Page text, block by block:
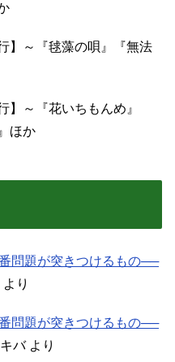
】～『毬藻の唄』『無法
】～『花いちもんめ』
ほか
問題が突きつけるもの──
より
問題が突きつけるもの──
バより